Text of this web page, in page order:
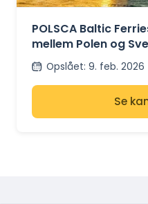
POLSCA Baltic
mellem Polen og
Gdansk – Karlshamn
Opslået: 9. feb. 2026
Se